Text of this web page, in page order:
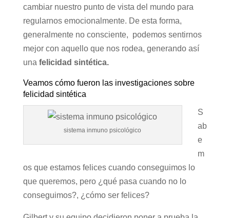
cambiar nuestro punto de vista del mundo para
regularnos emocionalmente. De esta forma,
generalmente no consciente, podemos sentirnos
mejor con aquello que nos rodea, generando así
una felicidad sintética.
Veamos cómo fueron las investigaciones sobre
felicidad sintética
sistema inmuno psicológico
S
ab
e
m
os que estamos felices cuando conseguimos lo
que queremos, pero ¿qué pasa cuando no lo
conseguimos?, ¿cómo ser felices?